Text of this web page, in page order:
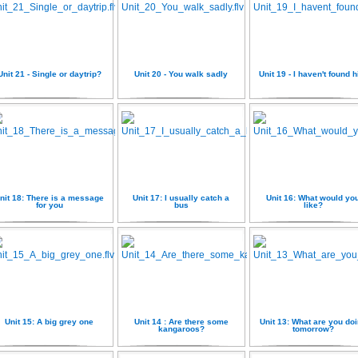
21 - Single or daytrip? Unit 20 - You walk sadly Unit 19 - I haven't found
18: There is a message
for you
Unit 17: I usually catch a
bus
Unit 16: What would
like?
Unit 15: A big grey one
Unit 14 : Are there some
kangaroos?
Unit 13: What are you
tomorrow?